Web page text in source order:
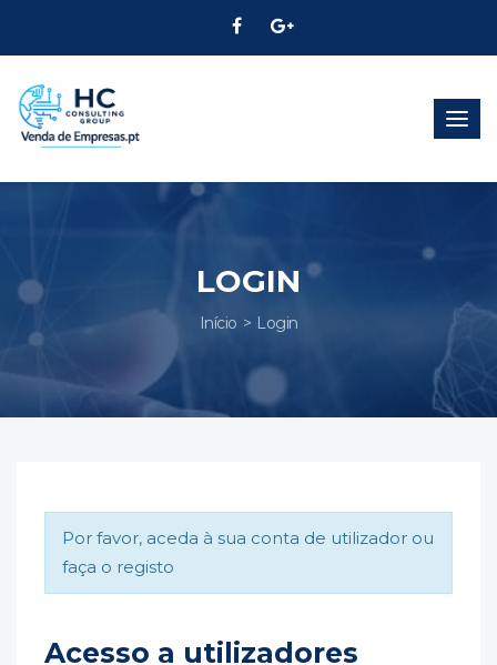
LOGIN
Início Login
Por favor, aceda à sua conta de utilizador ou
faça o registo
Acesso a utilizadores